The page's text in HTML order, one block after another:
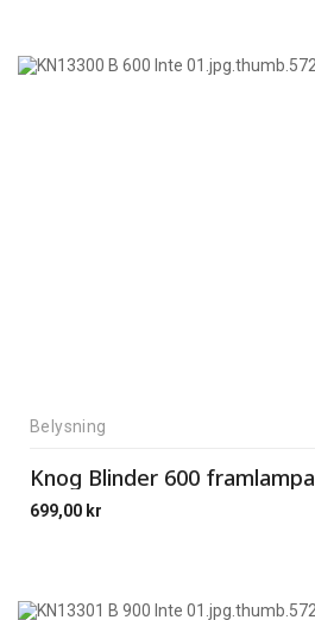
Belysning
Knog Blinder 600 framlampa
699,00 kr